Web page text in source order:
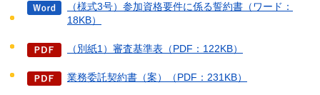
（様式3号）参加資格要件に係る誓約書（ワード：
18KB）
（別紙1）審査基準表（PDF：122KB）
業務委託契約書（案）（PDF：231KB）